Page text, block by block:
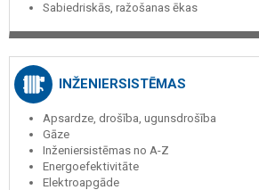
Sabiedriskās, ražošanas ēkas
INŽENIERSISTĒMAS
Apsardze, drošība, ugunsdrošība
Gāze
Inženiersistēmas no A-Z
Energoefektivitāte
Elektroapgāde